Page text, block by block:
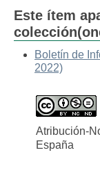
Este ítem
Boletín de
2022)
Atribución-
España